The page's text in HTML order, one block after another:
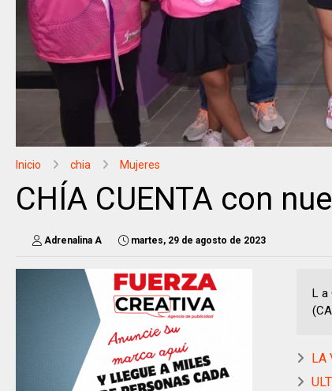
Inicio chia Mujeres
CHÍA CUENTA con
Adrenalina A martes, 29 de agosto de 2023
L a
LA